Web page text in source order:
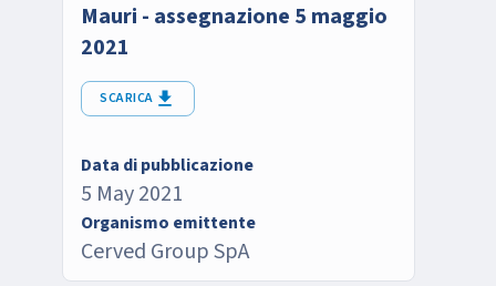
Mauri - assegnazione 5 maggio
2021
SCARICA
Data di pubblicazione
5 May 2021
Organismo emittente
Cerved Group SpA